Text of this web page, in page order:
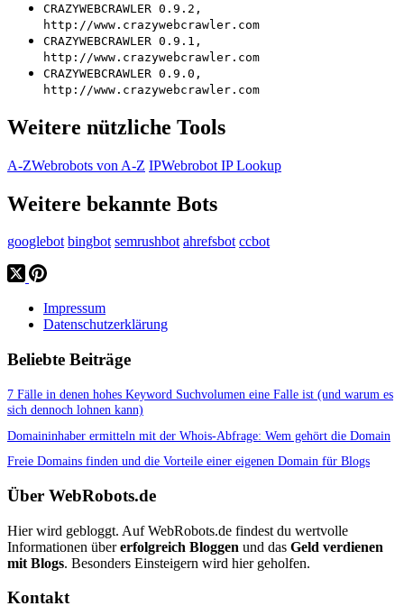
CRAZYWEBCRAWLER 0.9.2,
http://www.crazywebcrawler.com
CRAZYWEBCRAWLER 0.9.1,
http://www.crazywebcrawler.com
CRAZYWEBCRAWLER 0.9.0,
http://www.crazywebcrawler.com
Weitere nützliche Tools
A-ZWebrobots von A-Z IPWebrobot IP Lookup
Weitere bekannte Bots
googlebot bingbot semrushbot ahrefsbot ccbot
Impressum
Datenschutzerklärung
Beliebte Beiträge
7 Fälle in denen hohes Keyword Suchvolumen eine Falle ist (und warum es
sich dennoch lohnen kann)
Domaininhaber ermitteln mit der Whois-Abfrage: Wem gehört die Domain
Freie Domains finden und die Vorteile einer eigenen Domain für Blogs
Über WebRobots.de
Hier wird gebloggt. Auf WebRobots.de findest du wertvolle
Informationen übererfolgreich Bloggen und das Geld verdienen
mit Blogs. Besonders Einsteigern wird hier geholfen.
Kontakt